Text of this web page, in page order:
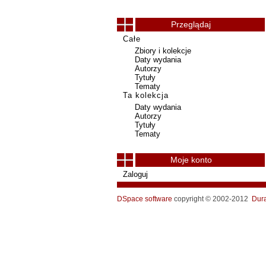
Przeglądaj
Całe
Zbiory i kolekcje
Daty wydania
Autorzy
Tytuły
Tematy
Ta kolekcja
Daty wydania
Autorzy
Tytuły
Tematy
Moje konto
Zaloguj
DSpace software copyright © 2002-2012